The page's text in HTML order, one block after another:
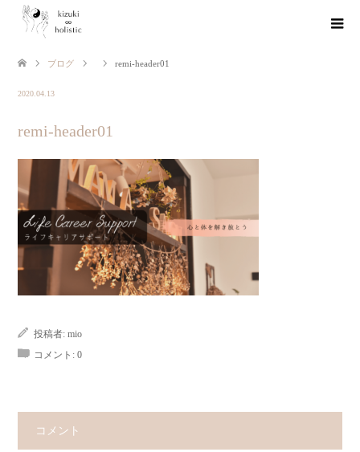
ブログ remi-header01
2020.04.13
remi-header01
投稿者: mio
コメント: 0
コメント